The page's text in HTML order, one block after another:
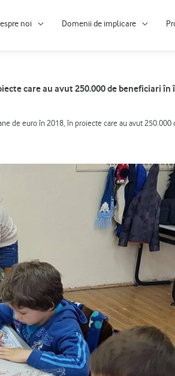
noi Domenii de implicare
care au avut 250.000 de beneficiari în
de euro în 2018, în proiecte care au avut 250.000